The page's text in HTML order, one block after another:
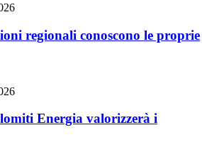
regionali conoscono le proprie
Energia valorizzerà i